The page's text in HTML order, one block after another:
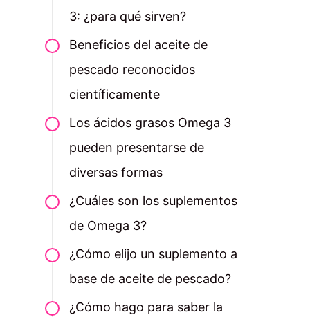
3: ¿para qué sirven?
Beneficios del aceite de
pescado reconocidos
científicamente
Los ácidos grasos Omega 3
pueden presentarse de
diversas formas
¿Cuáles son los suplementos
de Omega 3?
¿Cómo elijo un suplemento a
base de aceite de pescado?
¿Cómo hago para saber la